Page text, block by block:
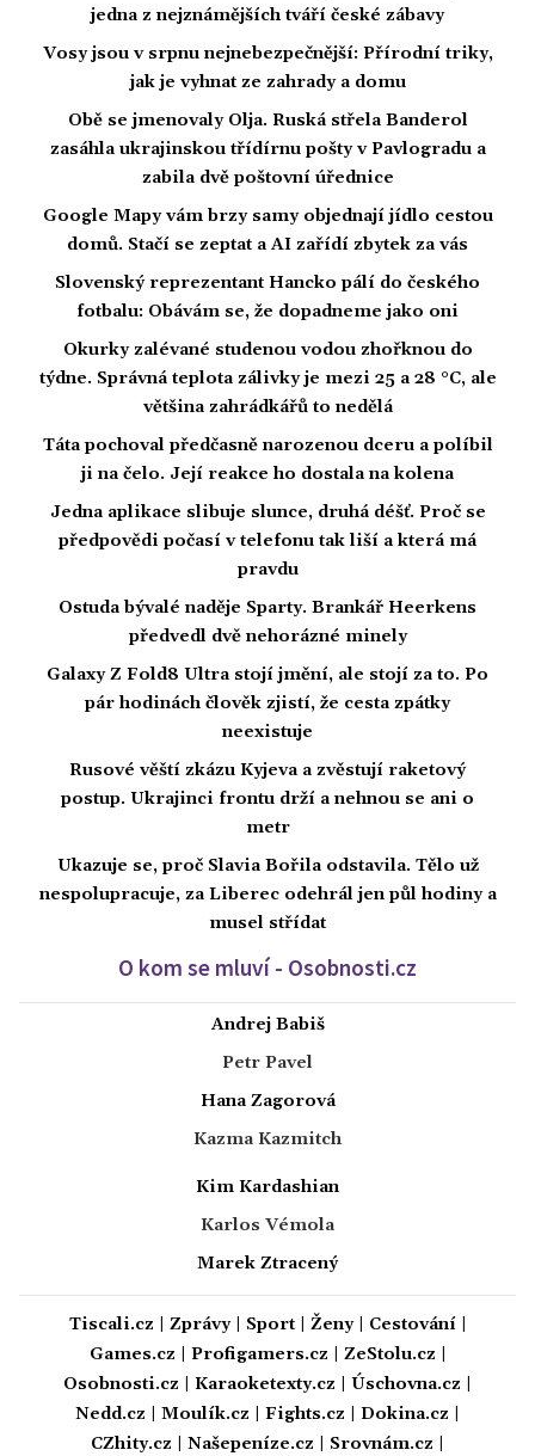
jedna z nejznámějších tváří české zábavy
Vosy jsou v srpnu nejnebezpečnější: Přírodní triky,
jak je vyhnat ze zahrady a domu
Obě se jmenovaly Olja. Ruská střela Banderol
zasáhla ukrajinskou třídírnu pošty v Pavlogradu a
zabila dvě poštovní úřednice
Google Mapy vám brzy samy objednají jídlo cestou
domů. Stačí se zeptat a AI zařídí zbytek za vás
Slovenský reprezentant Hancko pálí do českého
fotbalu: Obávám se, že dopadneme jako oni
Okurky zalévané studenou vodou zhořknou do
týdne. Správná teplota zálivky je mezi 25 a 28 °C, ale
většina zahrádkářů to nedělá
Táta pochoval předčasně narozenou dceru a políbil
ji na čelo. Její reakce ho dostala na kolena
Jedna aplikace slibuje slunce, druhá déšť. Proč se
předpovědi počasí v telefonu tak liší a která má
pravdu
Ostuda bývalé naděje Sparty. Brankář Heerkens
předvedl dvě nehorázné minely
Galaxy Z Fold8 Ultra stojí jmění, ale stojí za to. Po
pár hodinách člověk zjistí, že cesta zpátky
neexistuje
Rusové věští zkázu Kyjeva a zvěstují raketový
postup. Ukrajinci frontu drží a nehnou se ani o
metr
Ukazuje se, proč Slavia Bořila odstavila. Tělo už
nespolupracuje, za Liberec odehrál jen půl hodiny a
musel střídat
O kom se mluví - Osobnosti.cz
Andrej Babiš
Petr Pavel
Hana Zagorová
Kazma Kazmitch
Kim Kardashian
Karlos Vémola
Marek Ztracený
Tiscali.cz Zprávy| Sport| Ženy| Cestování|
Games.cz
Profigamers.cz ZeStolu.cz
Osobnosti.cz
Karaoketexty.cz Úschovna.cz
Nedd.cz
Moulík.cz Fights.cz Dokina.cz
CZhity.cz
Našepeníze.cz Srovnám.cz